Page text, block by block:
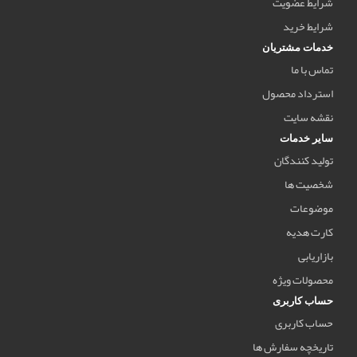
شرایط خرید
خدمات مشتریان
تماس با ما
استرداد محصول
نقشه سایت
سایر خدمات
تولید کنندگان
شخصیت ها
موضوعات
کارت هدیه
بازاریابی
محصولات ویژه
حساب کاربری
حساب کاربری
تاریخچه سفارش ها